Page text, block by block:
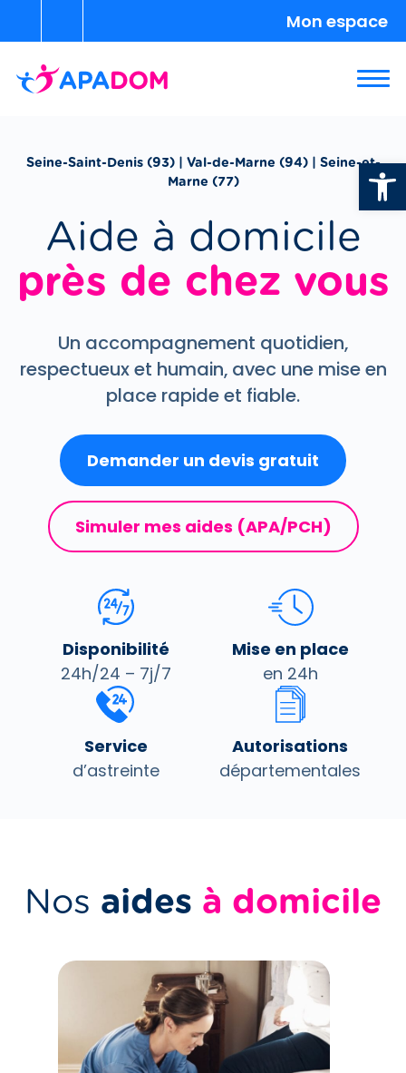
Mon espace
Seine-Saint-Denis (93) | Val-de-Marne (94) | Seine-et-
Marne (77)
Aide à domicile
près de chez vous
Un accompagnement quotidien,
respectueux et humain, avec une mise en
place rapide et fiable.
Demander un devis gratuit
Simuler mes aides (APA/PCH)
Disponibilité
24h/24 – 7j/7
Mise en place
en 24h
Service
d’astreinte
Autorisations
départementales
Nos aides à domicile
Ouvrir